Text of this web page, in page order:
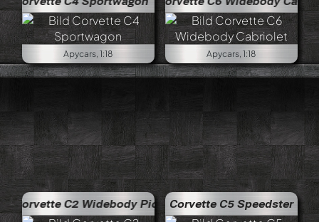
Apycars, 1:18 Apycars, 1:18
Pickup Corvette C5 Speedster